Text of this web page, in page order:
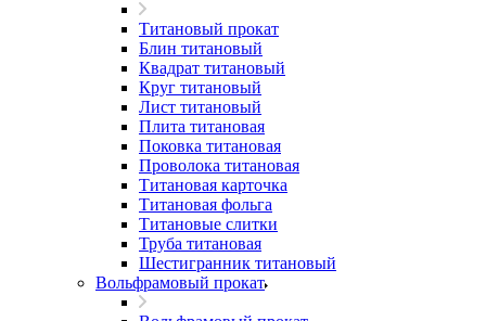
Титановый прокат
Блин титановый
Квадрат титановый
Круг титановый
Лист титановый
Плита титановая
Поковка титановая
Проволока титановая
Титановая карточка
Титановая фольга
Титановые слитки
Труба титановая
Шестигранник титановый
Вольфрамовый прокат